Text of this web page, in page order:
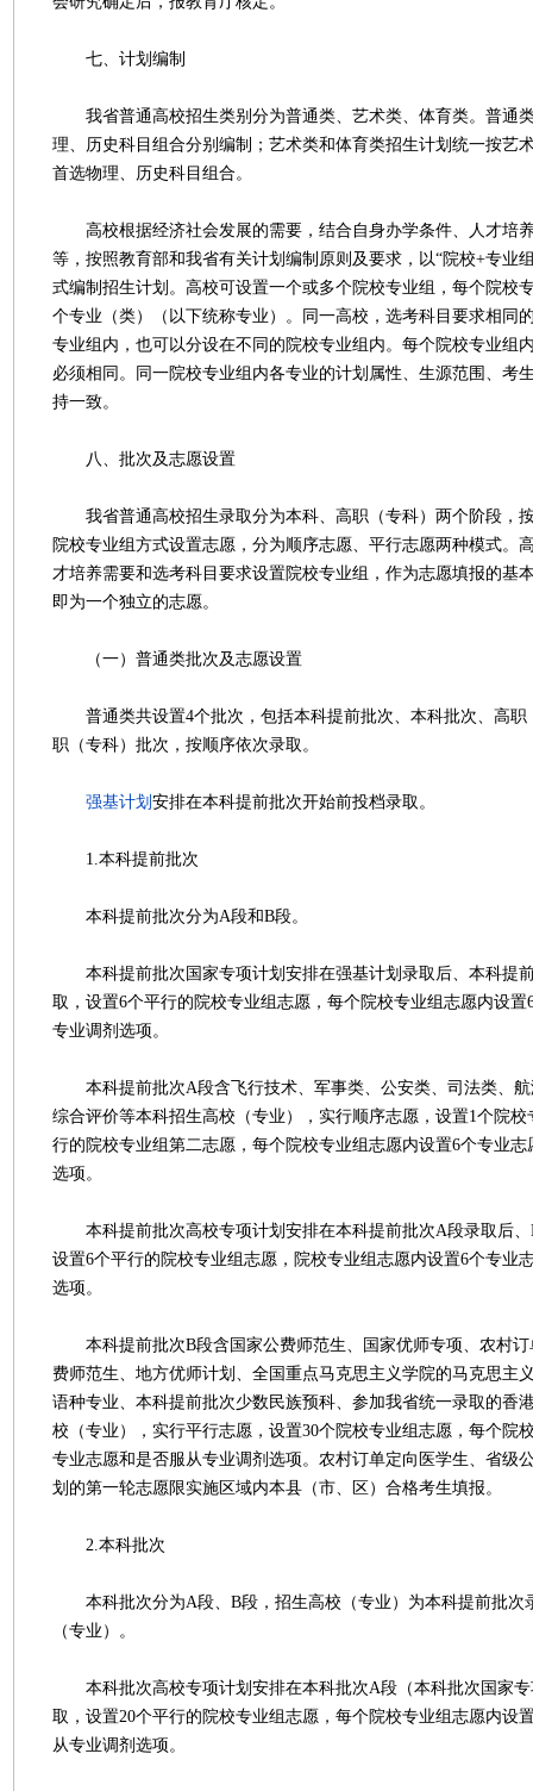
七、计划编制
我省普通高校招生类别分为普通类、艺术类、体育类。普通
理、历史科目组合分别编制；艺术类和体育类招生计划统一按艺
首选物理、历史科目组合。
高校根据经济社会发展的需要，结合自身办学条件、人才培
等，按照教育部和我省有关计划编制原则及要求，以“院校+专业
式编制招生计划。高校可设置一个或多个院校专业组，每个院校
个专业（类）（以下统称专业）。同一高校，选考科目要求相同
专业组内，也可以分设在不同的院校专业组内。每个院校专业组
必须相同。同一院校专业组内各专业的计划属性、生源范围、考
持一致。
八、批次及志愿设置
我省普通高校招生录取分为本科、高职（专科）两个阶段，
院校专业组方式设置志愿，分为顺序志愿、平行志愿两种模式。
才培养需要和选考科目要求设置院校专业组，作为志愿填报的基
即为一个独立的志愿。
（一）普通类批次及志愿设置
普通类共设置4个批次，包括本科提前批次、本科批次、高职
职（专科）批次，按顺序依次录取。
强基计划 安排在本科提前批次开始前投档录取。
1.本科提前批次
本科提前批次分为A段和B段。
本科提前批次国家专项计划安排在强基计划录取后、本科提
取，设置6个平行的院校专业组志愿，每个院校专业组志愿内设
专业调剂选项。
本科提前批次A段含飞行技术、军事类、公安类、司法类、航
综合评价等本科招生高校（专业），实行顺序志愿，设置1个院
行的院校专业组第二志愿，每个院校专业组志愿内设置6个专业
选项。
本科提前批次高校专项计划安排在本科提前批次A段录取后、
设置6个平行的院校专业组志愿，院校专业组志愿内设置6个专业
选项。
本科提前批次B段含国家公费师范生、国家优师专项、农村订
费师范生、地方优师计划、全国重点马克思主义学院的马克思主
语种专业、本科提前批次少数民族预科、参加我省统一录取的香
校（专业），实行平行志愿，设置30个院校专业组志愿，每个院
专业志愿和是否服从专业调剂选项。农村订单定向医学生、省级
划的第一轮志愿限实施区域内本县（市、区）合格考生填报。
2.本科批次
本科批次分为A段、B段，招生高校（专业）为本科提前批次
（专业）。
本科批次高校专项计划安排在本科批次A段（本科批次国家专
取，设置20个平行的院校专业组志愿，每个院校专业组志愿内设
从专业调剂选项。